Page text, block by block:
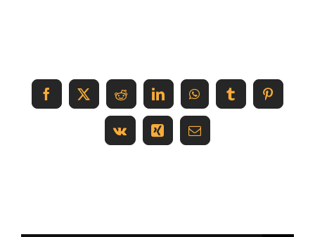
Facebook
X RedditLinkedInWhatsAppTumblr
Vk Xing
Correo
electrónico